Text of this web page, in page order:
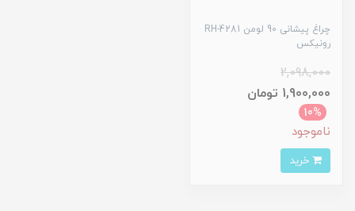
چراغ پیشانی 90 لومن RH-4281
رونیکس
2,098,000
1,900,000 تومان
10%
ناموجود